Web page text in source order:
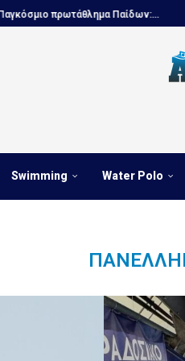
πρωτάθλημα Παίδων:...
Swimming Water Polo